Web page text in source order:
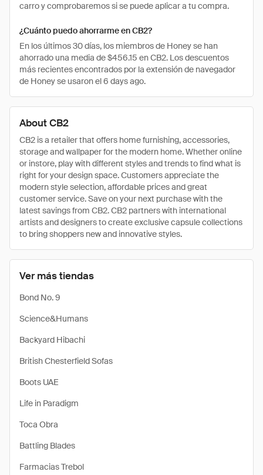
About CB2
CB2 is a retailer that offers home furnishing, accessories,
storage and wallpaper for the modern home. Whether online
or instore, play with different styles and trends to find what is
right for your design space. Customers appreciate the
modern style selection, affordable prices and great
customer service. Save on your next purchase with the
latest savings from CB2. CB2 partners with international
artists and designers to create exclusive capsule collections
to bring shoppers new and innovative styles.
Ver más tiendas
Bond No. 9
Science&Humans
Backyard Hibachi
British Chesterfield Sofas
Boots UAE
Life in Paradigm
Toca Obra
Battling Blades
Farmacias Trebol
carro y comprobaremos si se puede aplicar a tu compra.
¿Cuánto puedo ahorrarme en CB2?
En los últimos 30 días, los miembros de Honey se han
ahorrado una media de $456.15 en CB2. Los descuentos
más recientes encontrados por la extensión de navegador
de Honey se usaron el 6 days ago.